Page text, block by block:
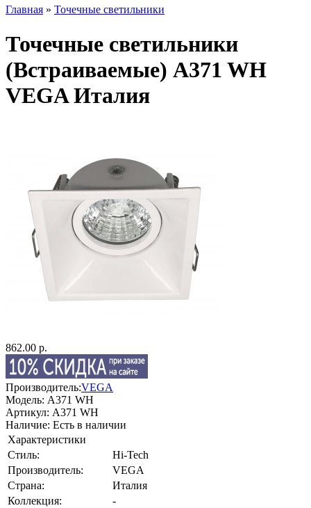
Главная » Точечные светильники
Точечные светильники
(Встраиваемые) A371 WH
VEGA Италия
862.00 р.
Производитель:VEGA
Модель: A371 WH
Артикул: A371 WH
Наличие: Есть в наличии
Характеристики
Стиль:
Hi-Tech
Производитель:
VEGA
Страна:
Италия
Коллекция:
-